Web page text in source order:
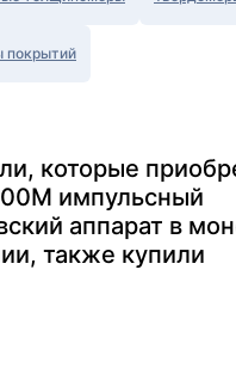
покрытий
которые
импульсный
аппарат в
также купили